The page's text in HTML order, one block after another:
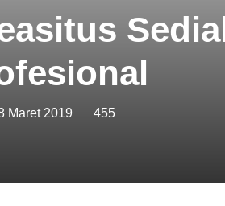
Maret 2019 455